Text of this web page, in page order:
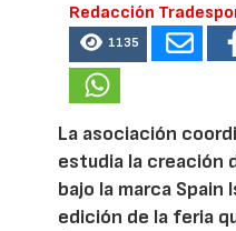
Redacción
1135
La asociación
estudia la creación
bajo la marca Spain
edición de la feria